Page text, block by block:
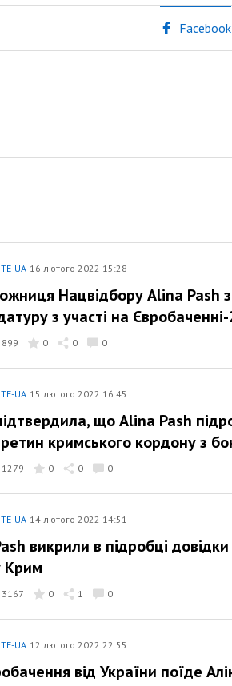
Facebook
UA 16 лютого 2022 15:28
Нацвідбору Alina Pash
з участі на
899 0 0 0
UA 15 лютого 2022 16:45
що Alina Pash
кримського кордону з
1279 0 0 0
UA 14 лютого 2022 14:51
викрили в підробці
Крим
3167 0 1 0
UA 12 лютого 2022 22:55
від України поїде